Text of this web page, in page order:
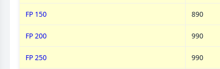
FP 150 890
FP 200 990
FP 250 990